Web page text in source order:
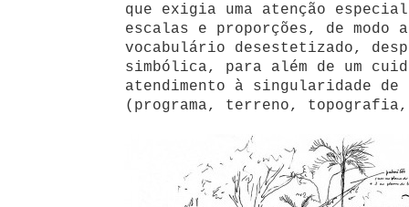
que exigia uma atenção
escalas e proporções, de modo
vocabulário desestetizado,
simbólica, para além de um
atendimento à singularidade de
(programa, terreno,